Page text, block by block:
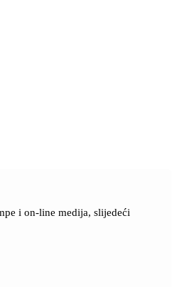
i on-line medija, slijedeći